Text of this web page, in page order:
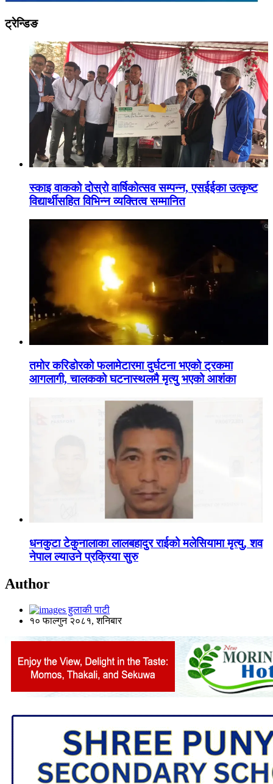
ट्रेन्डिङ
स्काइ वाकको दोस्रो वार्षिकोत्सव सम्पन्न, एसईईका उत्कृष्ट
विद्यार्थीसहित विभिन्न व्यक्तित्व सम्मानित
तमोर करिडोरको फलामेटारमा दुर्घटना भएको ट्रकमा
आगलागी, चालकको घटनास्थलमै मृत्यु भएको आशंका
धनकुटा टेकुनालाका लालबहादुर राईको मलेसियामा मृत्यु, शव
नेपाल ल्याउने प्रक्रिया सुरु
Author
हुलाकी पाटी
१० फाल्गुन २०८१, शनिबार